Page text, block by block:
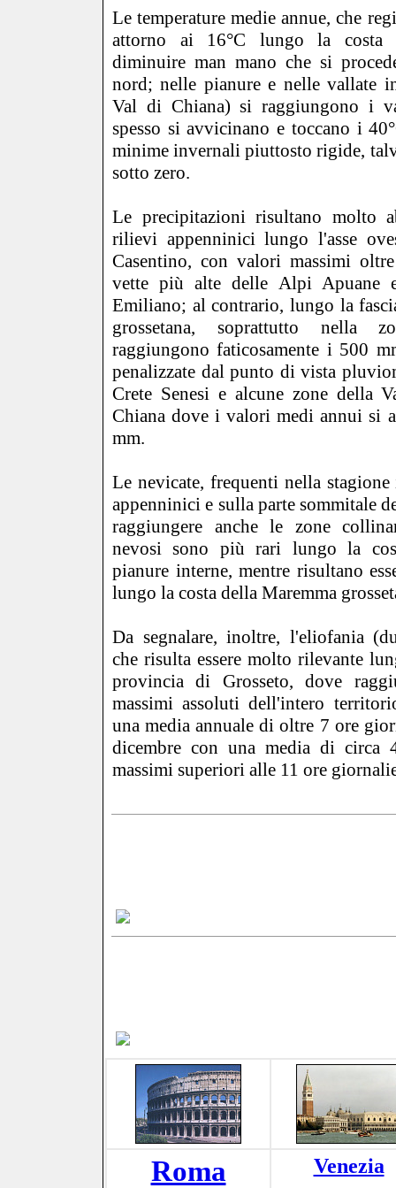
Le temperature medie annue, che
attorno ai 16°C lungo la costa
diminuire man mano che si
nord; nelle pianure e nelle vallate
Val di Chiana) si raggiungono i
spesso si avvicinano e toccano i
minime invernali piuttosto rigide,
sotto zero.
Le precipitazioni risultano molto
rilievi appenninici lungo l'asse
Casentino, con valori massimi
vette più alte delle Alpi Apuane
Emiliano; al contrario, lungo la
grossetana, soprattutto nella
raggiungono faticosamente i 500
penalizzate dal punto di vista
Crete Senesi e alcune zone della
Chiana dove i valori medi annui si
mm.
Le nevicate, frequenti nella
appenninici e sulla parte sommitale
raggiungere anche le zone
nevosi sono più rari lungo la
pianure interne, mentre risultano
lungo la costa della Maremma
Da segnalare, inoltre, l'eliofania
che risulta essere molto rilevante
provincia di Grosseto, dove
massimi assoluti dell'intero
una media annuale di oltre 7 ore
dicembre con una media di
massimi superiori alle 11 ore
Roma Venezia